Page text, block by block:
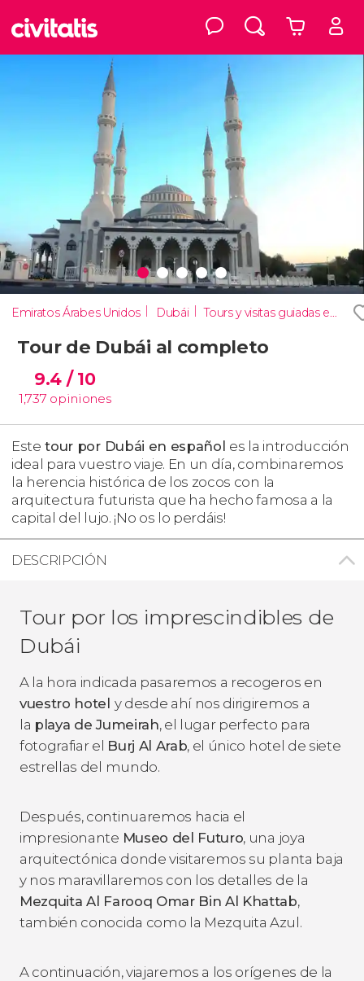
Emiratos Árabes Unidos Dubái Tours y visitas guiadas en Dubái
Tour de Dubái al completo
9.4 / 10
1,737 opiniones
Este tour por Dubái en español es la introducción
ideal para vuestro viaje. En un día, combinaremos
la herencia histórica de los zocos con la
arquitectura futurista que ha hecho famosa a la
capital del lujo. ¡No os lo perdáis!
DESCRIPCIÓN
Tour por los imprescindibles de
Dubái
A la hora indicada pasaremos a recogeros en
vuestro hotel y desde ahí nos dirigiremos a
la playa de Jumeirah, el lugar perfecto para
fotografiar el Burj Al Arab, el único hotel de siete
estrellas del mundo.
Después, continuaremos hacia el
impresionante Museo del Futuro, una joya
arquitectónica donde visitaremos su planta baja
y nos maravillaremos con los detalles de la
Mezquita Al Farooq Omar Bin Al Khattab,
también conocida como la Mezquita Azul.
A continuación, viajaremos a los orígenes de la